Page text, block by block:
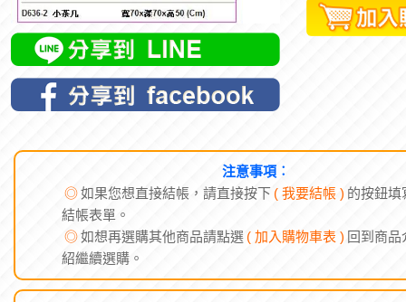
注意事項︰
◎如果您想直接結帳，請直接按下 ( 我要結帳 ) 的按鈕填
結帳表單。
◎如想再選購其他商品請點選 ( 加入購物車表 ) 回到商品
紹繼續選購。